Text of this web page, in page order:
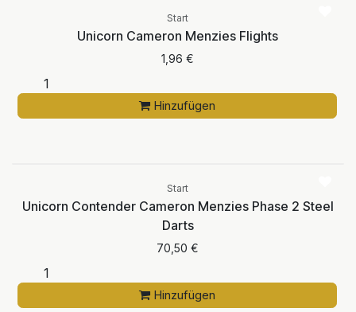
Start
Unicorn Cameron Menzies Flights
1,96 €
Hinzufügen
Start
Unicorn Contender Cameron Menzies Phase 2 Steel
Darts
70,50 €
Hinzufügen